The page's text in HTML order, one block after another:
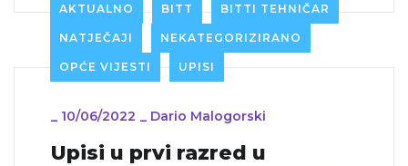
AKTUALNO BITT BITTI TEHNIČAR
NATJEČAJI NEKATEGORIZIRANO
OPĆE VIJESTI UPISI
_ 10/06/2022 _ Dario Malogorski
Upisi u prvi razred u